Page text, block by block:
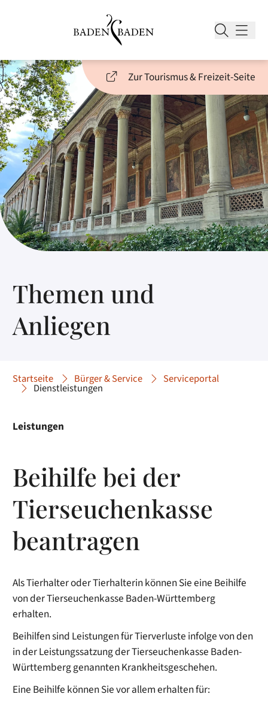
Zur Tourismus & Freizeit-Seite
Themen und
Anliegen
Startseite Bürger & Service Serviceportal
Dienstleistungen
Leistungen
Beihilfe bei der
Tierseuchenkasse
beantragen
Als Tierhalter oder Tierhalterin können Sie eine Beihilfe
von der Tierseuchenkasse Baden-Württemberg
erhalten.
Beihilfen sind Leistungen für Tierverluste infolge von den
in der Leistungssatzung der Tierseuchenkasse Baden-
Württemberg genannten Krankheitsgeschehen.
Eine Beihilfe können Sie vor allem erhalten für: